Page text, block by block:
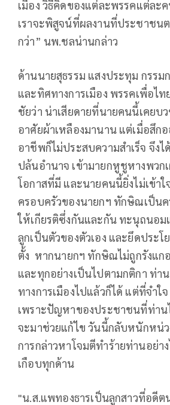
เมือง วิธีคิดของแต่ละพรรคแต่ละ
เราจะพิสูจน์ที่ผลงานที่ประชาชน
กว่า” นพ.ชลน่านกล่าว
ด้านนายสุธรรม แสงประทุม กรรม
และทิศทางการเมือง พรรคเพื่อไท
ชัยว่า น่าเสียดายที่นายคนนี้เคยบ
อาศัยผ้าเหลืองมานาน แต่เมื่อสึก
อาชีพก็ไม่ประสบความสำเร็จ จึงไ
ปล้นอำนาจ เข้ามายกหูชูหางพวก
โอกาสที่มี และนายคนนี้ยิ่งไม่เข้า
ครอบครัวของนายกฯ ทักษิณเป็น
ให้เกียรติซึ่งกันและกัน ทะนุถนอ
ลูกเป็นตัวของตัวเอง และยึดประ
ตั้ง หากนายกฯ ทักษิณไม่ถูกรังแก
และทุกอย่างเป็นไปตามกติกา ท่า
ทางการเมืองไปแล้วก็ได้ แต่ที่จำใ
เพราะปัญหาของประชาชนที่ท่า
จะมาช่วยแก้ไข วันนี้กลับหนักหน่ว
การกล่าวหาโจมตีทำร้ายท่านอย่า
เกือบทุกด้าน
"น.ส.แพทองธารเป็นลูกสาวที่อดี